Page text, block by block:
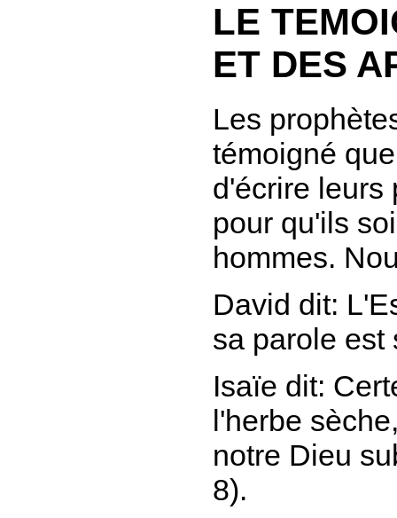
LE
ET DES
Les
témoigné
d'écrire leurs
pour qu'ils
hommes.
David dit:
sa parole est
Isaïe dit:
l'herbe
notre Dieu
8).